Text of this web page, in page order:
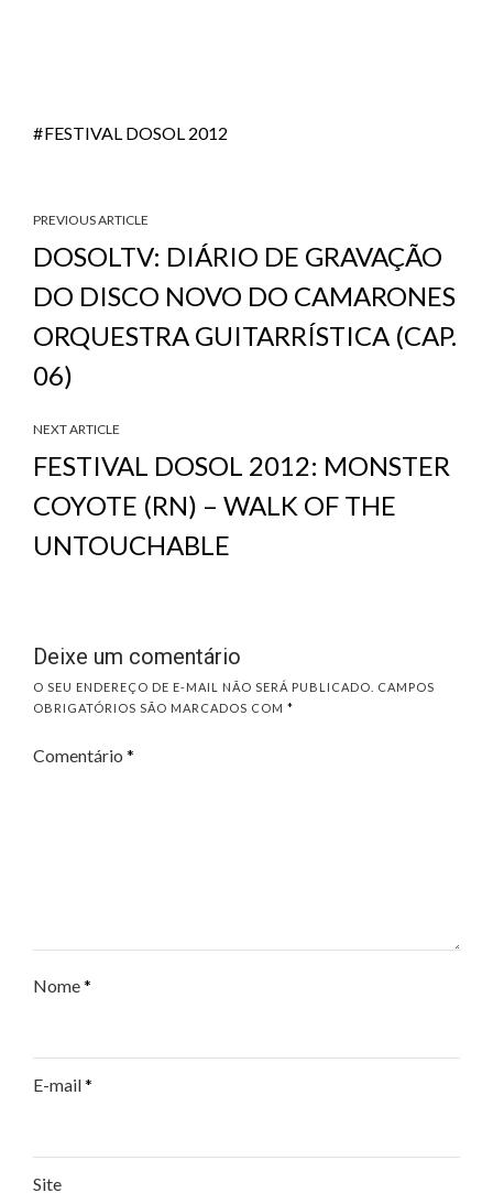
FESTIVAL DOSOL 2012
PREVIOUS ARTICLE
DOSOLTV: DIÁRIO DE GRAVAÇÃO
DO DISCO NOVO DO CAMARONES
ORQUESTRA GUITARRÍSTICA (CAP.
06)
NEXT ARTICLE
FESTIVAL DOSOL 2012: MONSTER
COYOTE (RN) – WALK OF THE
UNTOUCHABLE
Deixe um comentário
O SEU ENDEREÇO DE E-MAIL NÃO SERÁ PUBLICADO.
CAMPOS
OBRIGATÓRIOS SÃO MARCADOS COM *
Comentário *
Nome*
E-mail*
Site